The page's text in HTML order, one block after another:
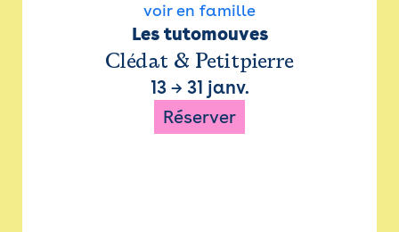
voir en famille
Les tutomouves
Clédat & Petitpierre
13→ 31 janv.
Réserver